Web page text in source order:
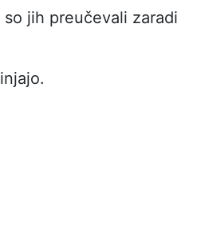
jih preučevali zaradi